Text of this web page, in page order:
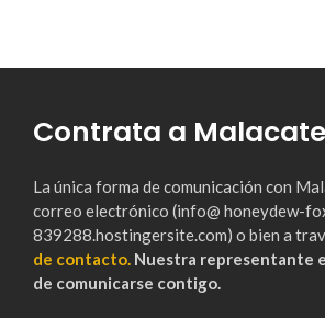
Contrata a
La única forma de comunicación con
correo electrónico (info@ honeydew-
839288.hostingersite.com) o bien a
de contacto. Nuestra representante
de comunicarse contigo.